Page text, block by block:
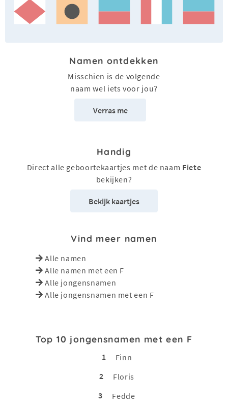
Namen ontdekken
Misschien is de volgende
naam wel iets voor jou?
Verras me
Handig
Direct alle geboortekaartjes met de naam Fiete
bekijken?
Bekijk kaartjes
Vind meer namen
Alle namen
Alle namen met een F
Alle jongensnamen
Alle jongensnamen met een F
Top 10 jongensnamen met een F
1
Finn
2
Floris
3
Fedde